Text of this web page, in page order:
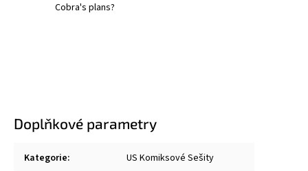
Cobra's plans?
Doplňkové parametry
Kategorie: US Komiksové Sešity